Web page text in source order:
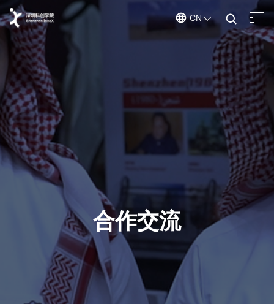
深圳科创学院
关于我们
学院概况
发起人 / 科创导师
赋能体系
赋能体系
合作交流
CN
ENGLISH
CHINESE
合作交流